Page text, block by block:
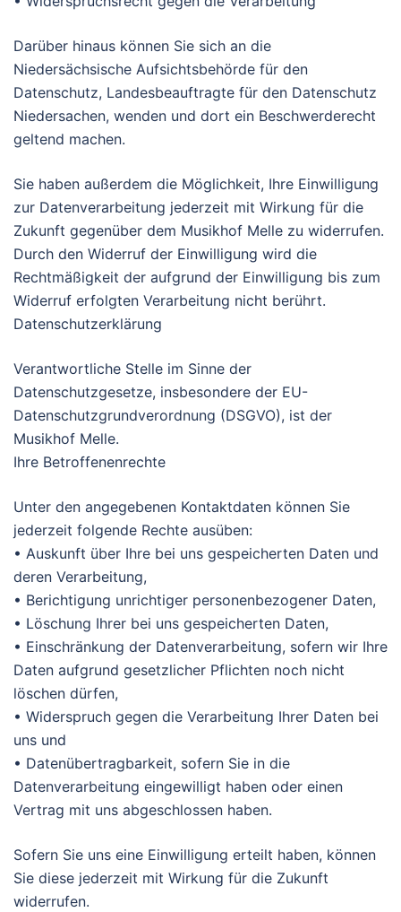
Darüber hinaus können Sie sich an die
Niedersächsische Aufsichtsbehörde für den
Datenschutz, Landesbeauftragte für den Datenschutz
Niedersachen, wenden und dort ein Beschwerderecht
geltend machen.
Sie haben außerdem die Möglichkeit, Ihre Einwilligung
zur Datenverarbeitung jederzeit mit Wirkung für die
Zukunft gegenüber dem Musikhof Melle zu widerrufen.
Durch den Widerruf der Einwilligung wird die
Rechtmäßigkeit der aufgrund der Einwilligung bis zum
Widerruf erfolgten Verarbeitung nicht berührt.
Datenschutzerklärung
Verantwortliche Stelle im Sinne der
Datenschutzgesetze, insbesondere der EU-
Datenschutzgrundverordnung (DSGVO), ist der
Musikhof Melle.
Ihre Betroffenenrechte
Unter den angegebenen Kontaktdaten können Sie
jederzeit folgende Rechte ausüben:
• Auskunft über Ihre bei uns gespeicherten Daten und
deren Verarbeitung,
• Berichtigung unrichtiger personenbezogener Daten,
• Löschung Ihrer bei uns gespeicherten Daten,
• Einschränkung der Datenverarbeitung, sofern wir Ihre
Daten aufgrund gesetzlicher Pflichten noch nicht
löschen dürfen,
• Widerspruch gegen die Verarbeitung Ihrer Daten bei
uns und
• Datenübertragbarkeit, sofern Sie in die
Datenverarbeitung eingewilligt haben oder einen
Vertrag mit uns abgeschlossen haben.
Sofern Sie uns eine Einwilligung erteilt haben, können
Sie diese jederzeit mit Wirkung für die Zukunft
widerrufen.